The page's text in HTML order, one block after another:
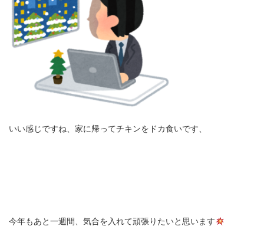
いい感じですね、家に帰ってチキンをドカ食いです、
今年もあと一週間、気合を入れて頑張りたいと思います